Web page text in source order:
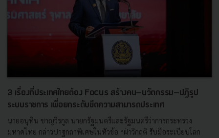
3 เรื่องที่ประเทศไทยต้อง Focus สร้างคน–นวัตกรรม–ปฏิรูป
ระบบราชการ เพื่อยกระดับขีดความสามารถประเทศ
นายอนุทิน ชาญวีรกูล นายกรัฐมนตรีและรัฐมนตรีว่าการกระทรวง
มหาดไทย กล่าวปาฐกถาพิเศษในหัวข้อ “ฝ่าวิกฤติ รับมือระเบียบโลก